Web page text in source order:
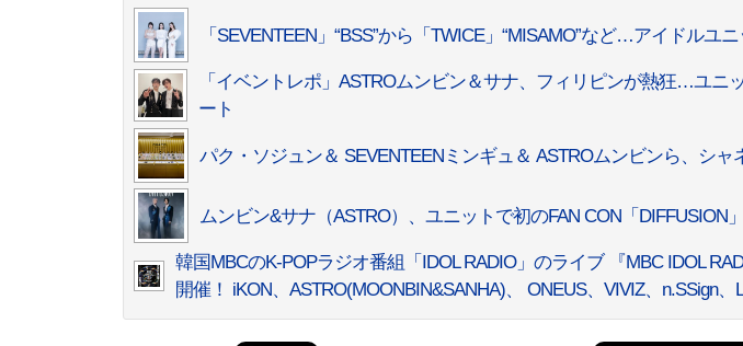
「SEVENTEEN」“BSS”から「TWICE」“MISAMO”など…アイドルユ
「イベントレポ」ASTROムンビン＆サナ、フィリピンが熱狂…ユニ
ート
パク・ソジュン＆ SEVENTEENミンギュ＆ ASTROムンビンら、シ
ムンビン&サナ（ASTRO）、ユニットで初のFAN CON「DIFFUSION
韓国MBCのK-POPラジオ番組「IDOL RADIO」のライブ 『MBC IDOL
開催！ iKON、ASTRO(MOONBIN&SANHA)、 ONEUS、VIVIZ、n.SSign、